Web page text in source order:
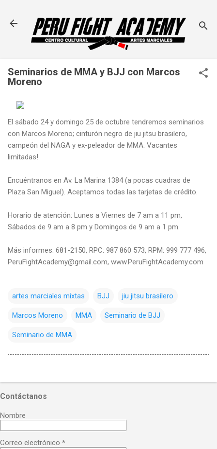
Seminarios de MMA y BJJ con Marcos
Moreno
El sábado 24 y domingo 25 de octubre tendremos seminarios
con Marcos Moreno; cinturón negro de jiu jitsu brasilero,
campeón del NAGA y ex-peleador de MMA. Vacantes
limitadas!
Encuéntranos en Av. La Marina 1384 (a pocas cuadras de
Plaza San Miguel). Aceptamos todas las tarjetas de crédito.
Horario de atención: Lunes a Viernes de 7 am a 11 pm,
Sábados de 9 am a 8 pm y Domingos de 9 am a 1 pm.
Más informes: 681-2150, RPC: 987 860 573, RPM: 999 777 496,
PeruFightAcademy@gmail.com, www.PeruFightAcademy.com
artes marciales mixtas BJJ jiu jitsu brasilero
Marcos Moreno MMA Seminario de BJJ
Seminario de MMA
Contáctanos
Nombre
Correo electrónico *